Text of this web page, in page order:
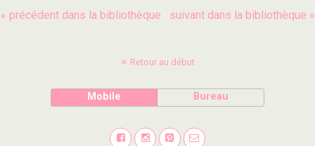
« précédent dans la bibliothèque suivant dans la bibliothèque »
Retour au début
Mobile Bureau